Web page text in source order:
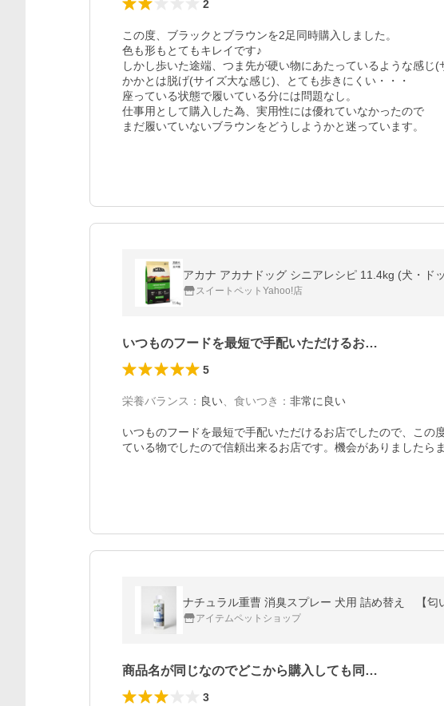
2
この度、ブラックとブラウンを2足同時購入しました。
色も形もとてもキレイです♪
しかし歩いた途端、つま先が硬い物にあたっているような感じ(
かかとは脱げ(サイズ大な感じ)、とても歩きにくい・・・
座っている状態で履いている分には問題なし。
仕事用として購入した為、実用性には優れていなかったので
まだ履いていないブラウンをどうしようかと迷っています。
アカナ アカナドッグ シニアレシピ 11.4kg (犬・ド
スイートペットYahoo!店
いつものフードを最短で手配いただけるお…
5
栄養バランス ： 良い 食いつき ： 非常に良い
いつものフードを最短で手配いただけるお店でしたので、この
ている物でしたので信頼出来るお店です。機会がありましたら
ナチュラル重曹 消臭スプレー 犬用 詰め替え 【匂
アイテムペットショップ
商品名が同じなのでどこから購入しても同…
3